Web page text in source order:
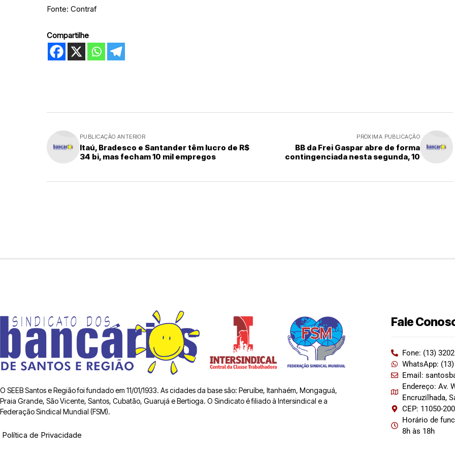
Fonte: Contraf
Compartilhe
PUBLICAÇÃO ANTERIOR
Itaú, Bradesco e Santander têm lucro de R$
34 bi, mas fecham 10 mil empregos
PRÓXIMA PUBLICAÇÃO
BB da Frei Gaspar abre de forma
contingenciada nesta segunda, 10
O SEEB Santos e Região foi fundado em 11/01/1933. As cidades da base são: Peruíbe, Itanhaém, Mongaguá,
Praia Grande, São Vicente, Santos, Cubatão, Guarujá e Bertioga. O Sindicato é filiado à Intersindical e a
Federação Sindical Mundial (FSM).
Política de Privacidade
Fale
Fone: (13)
WhatsApp:
Email:
Endereço: Av.
Encruzilhada,
CEP: 11050-200
Horário de
8h às 18h